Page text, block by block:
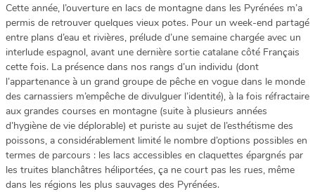
Cette année, l’ouverture en lacs de montagne dans les Pyrénées m’a
permis de retrouver quelques vieux potes. Pour un week-end partagé
entre plans d’eau et rivières, prélude d’une semaine chargée avec un
interlude espagnol, avant une dernière sortie catalane côté Français
cette fois. La présence dans nos rangs d’un individu (dont
l’appartenance à un grand groupe de pêche en vogue dans le monde
des carnassiers m’empêche de divulguer l’identité), à la fois réfractaire
aux grandes courses en montagne (suite à plusieurs années
d’hygiène de vie déplorable) et puriste au sujet de l’esthétisme des
poissons, a considérablement limité le nombre d’options possibles en
termes de parcours : les lacs accessibles en claquettes épargnés par
les truites blanchâtres héliportées, ça ne court pas les rues, même
dans les régions les plus sauvages des Pyrénées.